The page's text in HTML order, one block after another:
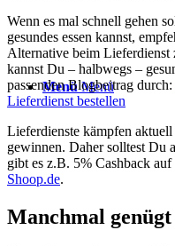
Menü Menü
Wenn es mal schnell gehen
gesundes essen kannst,
Alternative beim
kannst Du – halbwegs –
passenden Blogbeitrag durch:
Lieferdienst bestellen
Lieferdienste kämpfen
gewinnen. Daher solltest Du
gibt es z.B. 5% Cashback
Shoop.de.
Manchmal